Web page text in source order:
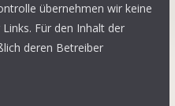
übernehmen wir keine
Für den Inhalt der
deren Betreiber